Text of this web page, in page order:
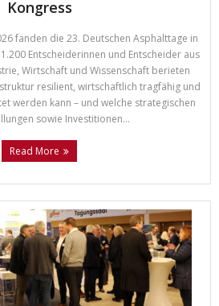
Kongress
fanden die 23. Deutschen Asphalttage in
Entscheiderinnen und Entscheider aus
Wirtschaft und Wissenschaft berieten
resilient, wirtschaftlich tragfähig und
werden kann – und welche strategischen
sowie Investitionen...
Read More